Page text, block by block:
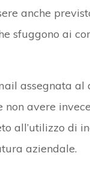
anche
sfuggono ai
assegnata
non avere
all’utilizzo di
aziendale.